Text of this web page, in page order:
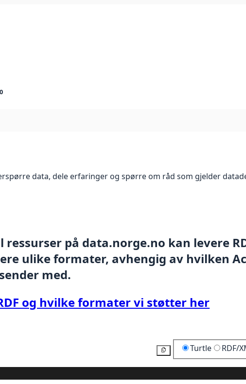
0
data, dele erfaringer og spørre om råd som gjelder
ressurser på data.norge.no kan levere
ulike formater, avhengig av hvilken
med.
og hvilke formater vi støtter her
Kopier Turtle RDF/